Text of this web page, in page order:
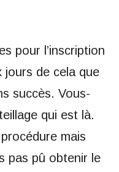
pour l’inscription
jours de cela que
succès. Vous-
qui est là.
mais
pas pû obtenir le